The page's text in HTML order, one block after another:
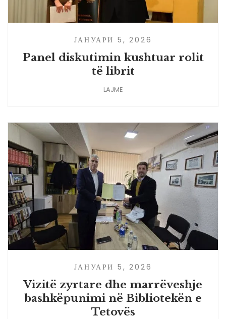
ЈАНУАРИ 5, 2026
Panel diskutimin kushtuar rolit
të librit
LAJME
ЈАНУАРИ 5, 2026
Vizitë zyrtare dhe marrëveshje
bashkëpunimi në Bibliotekën e
Tetovës